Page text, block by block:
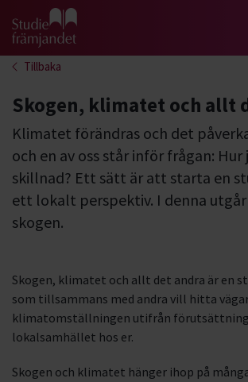
Gå till studiefrämjandets startsida
Tillbaka
Skogen, klimatet och allt
Klimatet förändras och det
och en av oss står inför frågan: Hur
skillnad? Ett sätt är att starta en
ett lokalt perspektiv. I denna
skogen.
Skogen, klimatet och allt det andra är en
som tillsammans med andra vill hitta
klimatomställningen utifrån
lokalsamhället hos er.
Skogen och klimatet hänger ihop på